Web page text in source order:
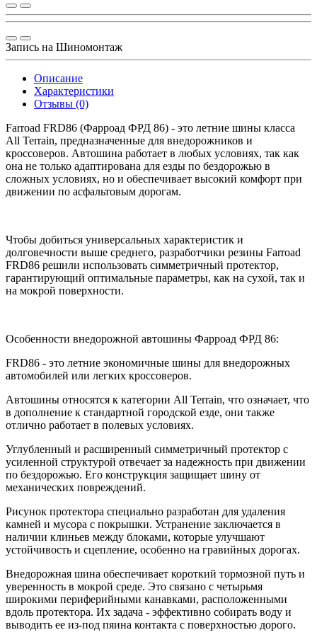
Запись на Шиномонтаж
Описание
Характеристики
Отзывы (0)
Farroad FRD86 (Фарроад ФРД 86) - это летние шины класса
All Terrain, предназначенные для внедорожников и
кроссоверов. Автошина работает в любых условиях, так как
она не только адаптирована для езды по бездорожью в
сложных условиях, но и обеспечивает высокий комфорт при
движении по асфальтовым дорогам.
Чтобы добиться универсальных характеристик и
долговечности выше среднего, разработчики резины Farroad
FRD86 решили использовать симметричный протектор,
гарантирующий оптимальные параметры, как на сухой, так и
на мокрой поверхности.
Особенности внедорожной автошины Фарроад ФРД 86:
FRD86 - это летние экономичные шины для внедорожных
автомобилей или легких кроссоверов.
Автошины относятся к категории All Terrain, что означает, что
в дополнение к стандартной городской езде, они также
отлично работает в полевых условиях.
Углубленный и расширенный симметричный протектор с
усиленной структурой отвечает за надежность при движении
по бездорожью. Его конструкция защищает шину от
механических повреждений.
Рисунок протектора специально разработан для удаления
камней и мусора с покрышки. Устранение заключается в
наличии клиньев между блоками, которые улучшают
устойчивость и сцепление, особенно на гравийных дорогах.
Внедорожная шина обеспечивает короткий тормозной путь и
уверенность в мокрой среде. Это связано с четырьмя
широкими периферийными канавками, расположенными
вдоль протектора. Их задача - эффективно собирать воду и
выводить ее из-под пяина контакта с поверхностью дорого.